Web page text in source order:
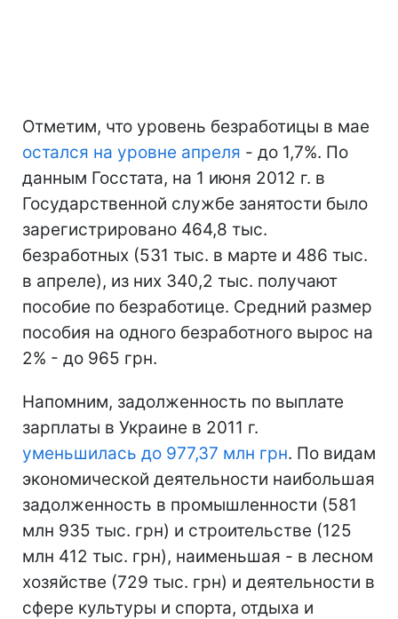
Отметим, что уровень безработицы в мае
остался на уровне апреля - до 1,7%. По
данным Госстата, на 1 июня 2012 г. в
Государственной службе занятости было
зарегистрировано 464,8 тыс.
безработных (531 тыс. в марте и 486 тыс.
в апреле), из них 340,2 тыс. получают
пособие по безработице. Средний размер
пособия на одного безработного вырос на
2% - до 965 грн.
Напомним, задолженность по выплате
зарплаты в Украине в 2011 г.
уменьшилась до 977,37 млн грн. По видам
экономической деятельности наибольшая
задолженность в промышленности (581
млн 935 тыс. грн) и строительстве (125
млн 412 тыс. грн), наименьшая - в лесном
хозяйстве (729 тыс. грн) и деятельности в
сфере культуры и спорта, отдыха и